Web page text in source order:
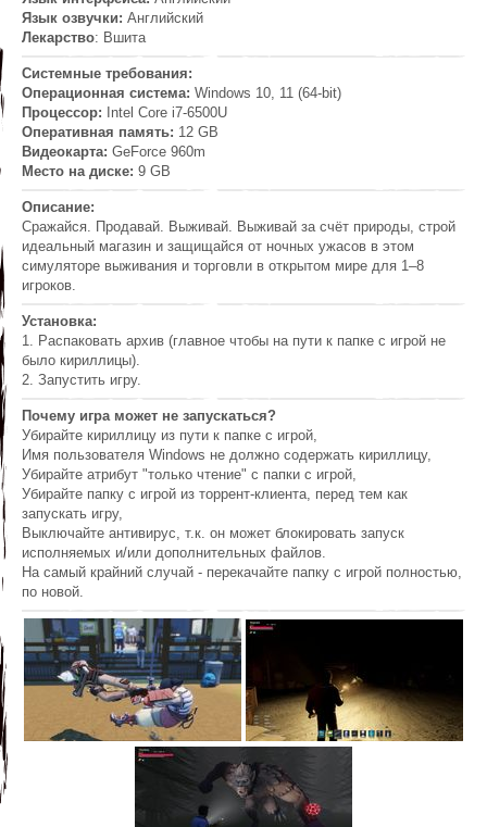
Язык озвучки: Английский
Лекарство: Вшита
Системные требования:
Операционная система: Windows 10, 11 (64-bit)
Процессор: Intel Core i7-6500U
Оперативная память: 12 GB
Видеокарта: GeForce 960m
Место на диске: 9 GB
Описание:
Сражайся. Продавай. Выживай. Выживай за счёт природы, строй
идеальный магазин и защищайся от ночных ужасов в этом
симуляторе выживания и торговли в открытом мире для 1–8
игроков.
Установка:
1. Распаковать архив (главное чтобы на пути к папке с игрой не
было кириллицы).
2. Запустить игру.
Почему игра может не запускаться?
Убирайте кириллицу из пути к папке с игрой,
Имя пользователя Windows не должно содержать кириллицу,
Убирайте атрибут "только чтение" с папки с игрой,
Убирайте папку с игрой из торрент-клиента, перед тем как
запускать игру,
Выключайте антивирус, т.к. он может блокировать запуск
исполняемых и/или дополнительных файлов.
На самый крайний случай - перекачайте папку с игрой полностью,
по новой.